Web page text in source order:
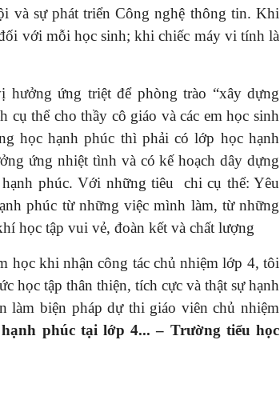
và sự phát triển Công nghệ thông tin. Khi
với mỗi học sinh; khi chiếc máy vi tính là
ứng triệt để phòng trào “xây dựng
cụ thể cho thầy cô giáo và các em học sinh
học hạnh phúc thì phải có lớp học hạnh
ứng nhiệt tình và có kế hoạch dây dựng
phúc. Với những tiêu chi cụ thể: Yêu
phúc từ những việc mình làm, từ những
học tập vui vẻ, đoàn kết và chất lượng
học khi nhận công tác chủ nhiệm lớp 4, tôi
học tập thân thiện, tích cực và thật sự hạnh
làm biện pháp dự thi giáo viên chủ nhiệm
phúc tại lớp 4... – Trường tiểu học